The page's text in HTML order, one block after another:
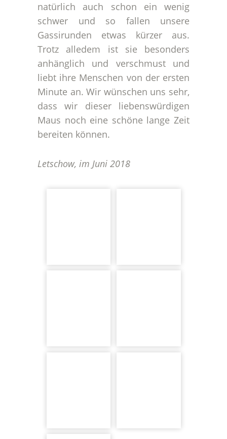
natürlich auch schon ein wenig
schwer und so fallen unsere
Gassirunden etwas kürzer aus.
Trotz alledem ist sie besonders
anhänglich und verschmust und
liebt ihre Menschen von der ersten
Minute an. Wir wünschen uns sehr,
dass wir dieser liebenswürdigen
Maus noch eine schöne lange Zeit
bereiten können.
Letschow, im Juni 2018